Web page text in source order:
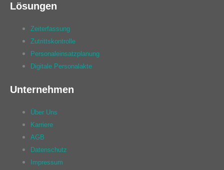
Lösungen
Zeiterfassung
Zutrittskontrolle
Personaleinsatzplanung
Digitale Personalakte
Unternehmen
Über Uns
Karriere
AGB
Datenschutz
Impressum